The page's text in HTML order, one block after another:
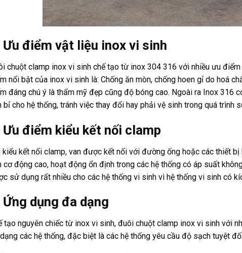
Ưu điểm vật liệu inox vi sinh
chuột clamp inox vi sinh chế tạo từ inox 304 316 với nhiều ưu
nổi bật của inox vi sinh là: Chống ăn mòn, chống hoen gỉ do hoá
đáng chú ý là thẩm mỹ đẹp cũng độ bóng cao. Ngoài ra Inox 316
bỉ cho hệ thống, tránh việc thay đổi hay phải vệ sinh trong quá trình
Ưu điểm kiểu kết nối clamp
kiểu kết nối clamp, van được kết nối với đường ống hoặc các thiết bị
cơ động cao, hoạt động ổn định trong các hệ thống có áp suất
sử dụng rất nhiều cho các hệ thống vi sinh vì hệ thống vi sinh có
Ứng dụng đa dạng
tạo nguyên chiếc từ inox vi sinh, đuôi chuột clamp inox vi sinh với
các hệ thống, đặc biệt là các hệ thống yêu cầu độ sạch tuyệt